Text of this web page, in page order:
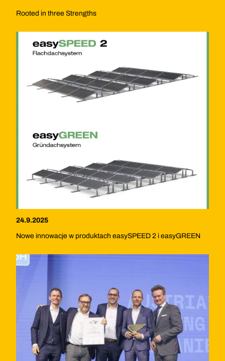
Rooted in three Strengths
24.9.2025
Nowe innowacje w produktach easySPEED 2 i easyGREEN